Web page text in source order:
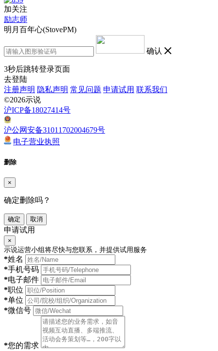
加关注
励志师
明月百年心(StovePM)
确认
3秒后跳转登录页面
去登陆
注册声明 隐私声明 常见问题 申请试用 联系我们
©2026示说
沪ICP备18027414号
沪公网安备31011702004679号
电子营业执照
删除
×
确定删除吗？
确定 取消
申请试用
×
示说运营小组将尽快与您联系，并提供试用服务
*姓名
*手机号码
*电子邮件
*职位
*单位
*微信号
*您的需求